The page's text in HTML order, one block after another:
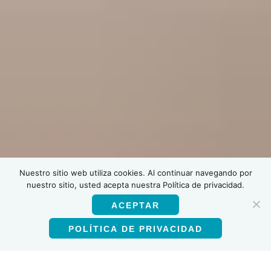
Nuestro sitio web utiliza cookies. Al continuar navegando por
nuestro sitio, usted acepta nuestra Política de privacidad.
ACEPTAR
POLÍTICA DE PRIVACIDAD
Español